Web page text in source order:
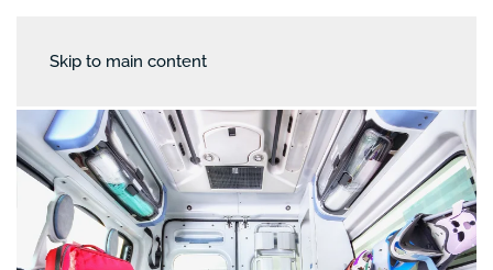
Skip to main content